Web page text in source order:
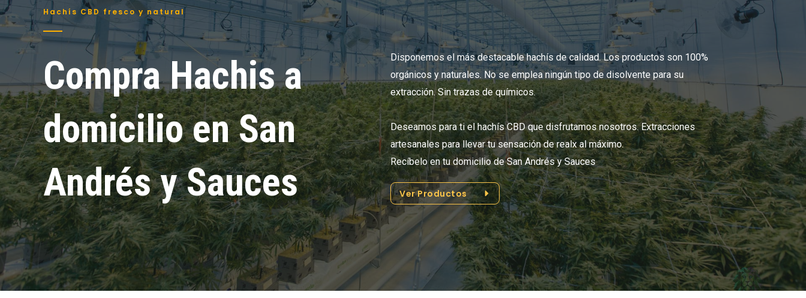
Hachís CBD fresco y natural
Compra Hachis a
domicilio en San
Andrés y Sauces
Disponemos el más destacable hachís de calidad. Los productos son 100%
orgánicos y naturales. No se emplea ningún tipo de disolvente para su
extracción. Sin trazas de químicos.
Deseamos para ti el hachís CBD que disfrutamos nosotros. Extracciones
artesanales para llevar tu sensación de realx al máximo.
Recíbelo en tu domicilio de San Andrés y Sauces
Ver Productos